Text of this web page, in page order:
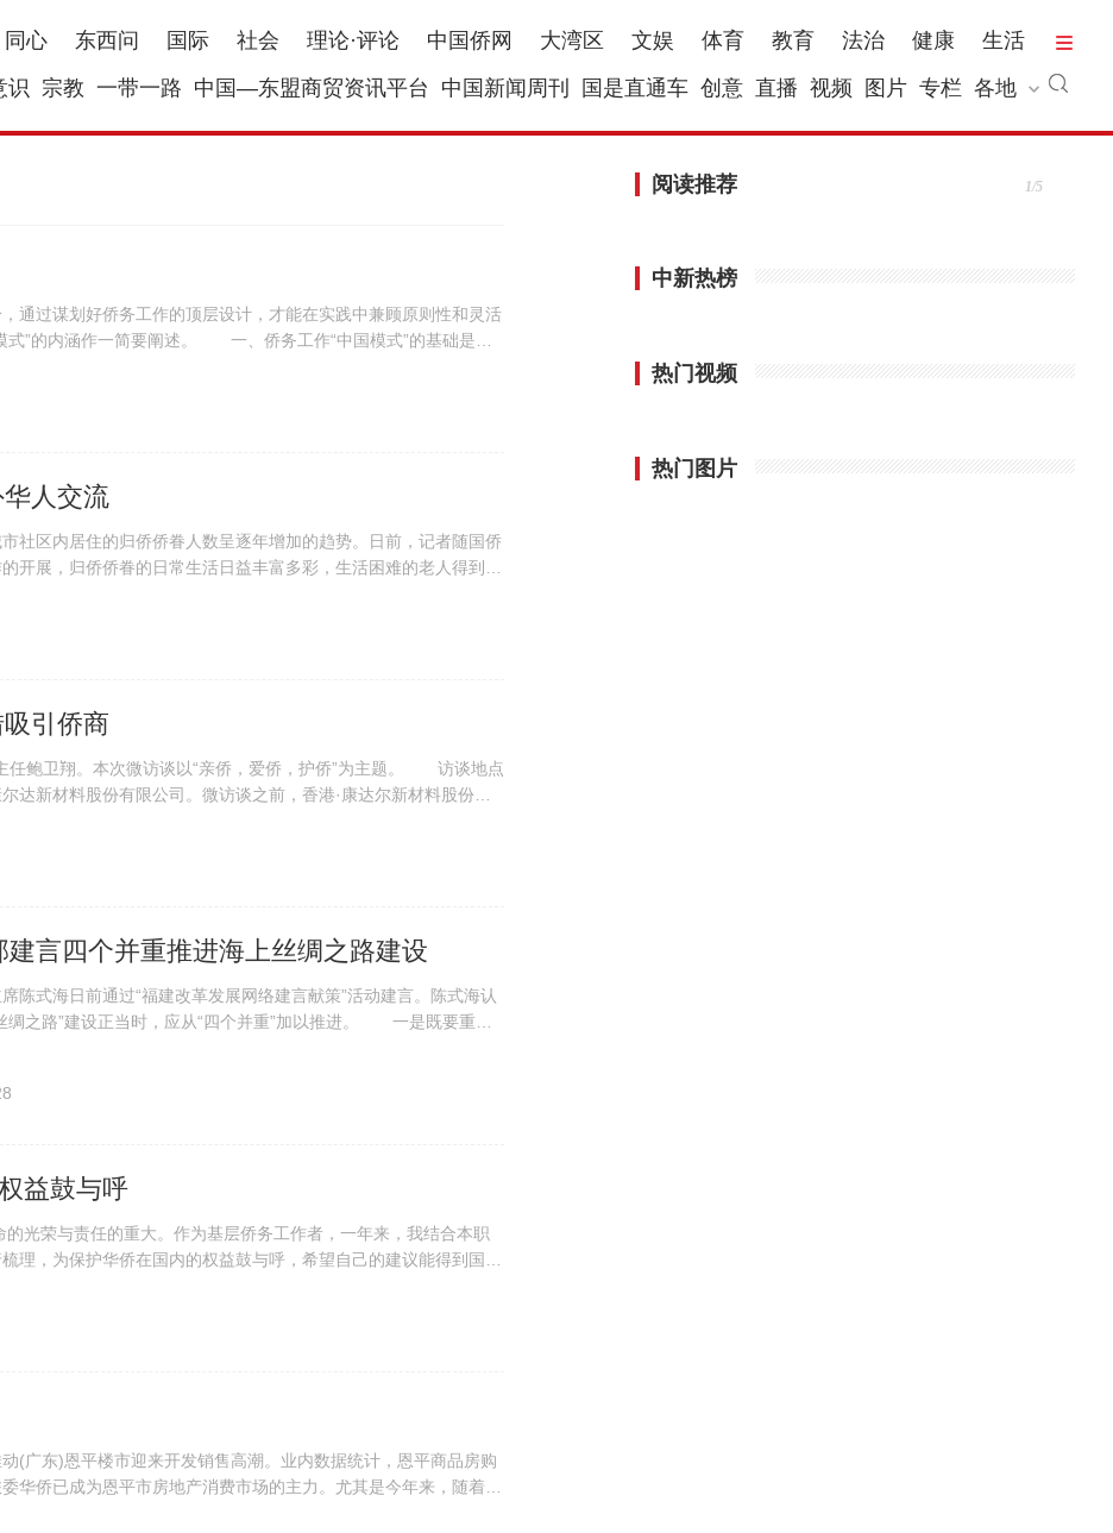
同心 东西问 国际 社会 理论·评论 中国侨网 大湾区 文娱 体育 教育 法治 健康
生活
识 宗教 一带一路 中国—东盟商贸资讯平台 中国新闻周刊 国是直通车 创意 直播 视频 图片 专栏 各地
过谋划好侨务工作的顶层设计，才能在实践中兼顾原则性和灵活
式”的内涵作一简要阐述。 一、侨务工作“中国模式”的基础是重
人交流
区内居住的归侨侨眷人数呈逐年增加的趋势。日前，记者随国侨
开展，归侨侨眷的日常生活日益丰富多彩，生活困难的老人得到及
引侨商
鲍卫翔。本次微访谈以“亲侨，爱侨，护侨”为主题。 访谈地点
新材料股份有限公司。微访谈之前，香港·康达尔新材料股份有
建言四个并重推进海上丝绸之路建设
式海日前通过“福建改革发展网络建言献策”活动建言。陈式海认
绸之路”建设正当时，应从“四个并重”加以推进。 一是既要重视
益鼓与呼
荣与责任的重大。作为基层侨务工作者，一年来，我结合本职
理，为保护华侨在国内的权益鼓与呼，希望自己的建议能得到国家
东)恩平楼市迎来开发销售高潮。业内数据统计，恩平商品房购
华侨已成为恩平市房地产消费市场的主力。尤其是今年来，随着委
阅读推荐 1/5
中新热榜
热门视频
热门图片